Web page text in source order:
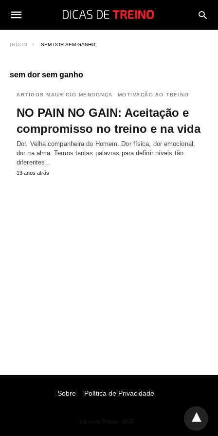
INÍCIO SEM DOR SEM GANHO
sem dor sem ganho
ARTIGOS MAURÍCIO MENDONÇA MOTIVAÇÃO AO TREINO
NO PAIN NO GAIN: Aceitação e
compromisso no treino e na vida
Dor. Velha companheira do Homem. Dor física, dor emocional,
dor na alma. Temos tantas palavras para definir níveis tão
diferentes…
13 anos atrás
Sobre Política de Privacidade
Dicas de Treino - 2025